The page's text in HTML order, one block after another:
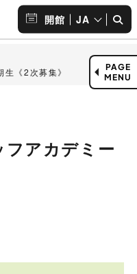
開館 JA
《2次募集》
PAGE
MENU
アカデミー